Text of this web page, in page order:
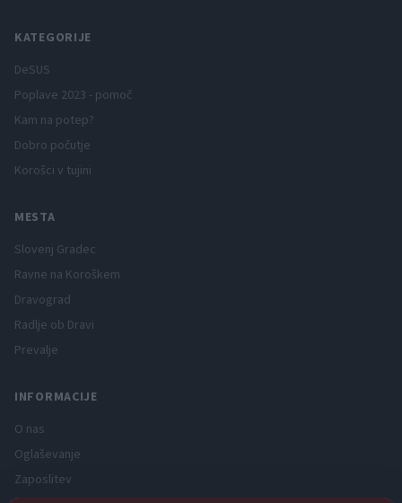
KATEGORIJE
DeSUS
Poplave 2023 - pomoč
Kam na potep?
Dobro počutje
Korošci v tujini
MESTA
Slovenj Gradec
Ravne na Koroškem
Dravograd
Radlje ob Dravi
Prevalje
INFORMACIJE
O nas
Oglaševanje
Zaposlitev